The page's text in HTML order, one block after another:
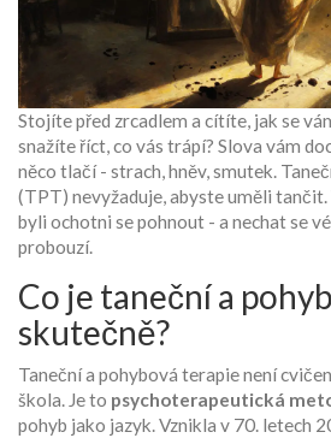
Stojíte před zrcadlem a cítíte, jak se
snažíte říct, co vás trápí? Slova vám
něco tlačí - strach, hněv, smutek.
(TPT) nevyžaduje, abyste uměli
byli ochotni se pohnout - a nechat se
probouzí.
Co je taneční a
skutečně?
Taneční a pohybová terapie není
škola. Je to psychoterapeutická
pohyb jako jazyk. Vznikla v 70. letech